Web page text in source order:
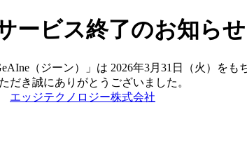
ービス終了のお知らせ
（ジーン）」は 2026年3月31日（火）を
だき誠にありがとうございました。
エッジテクノロジー株式会社